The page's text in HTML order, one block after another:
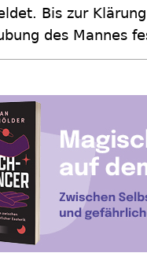
Bis zur
des Mannes